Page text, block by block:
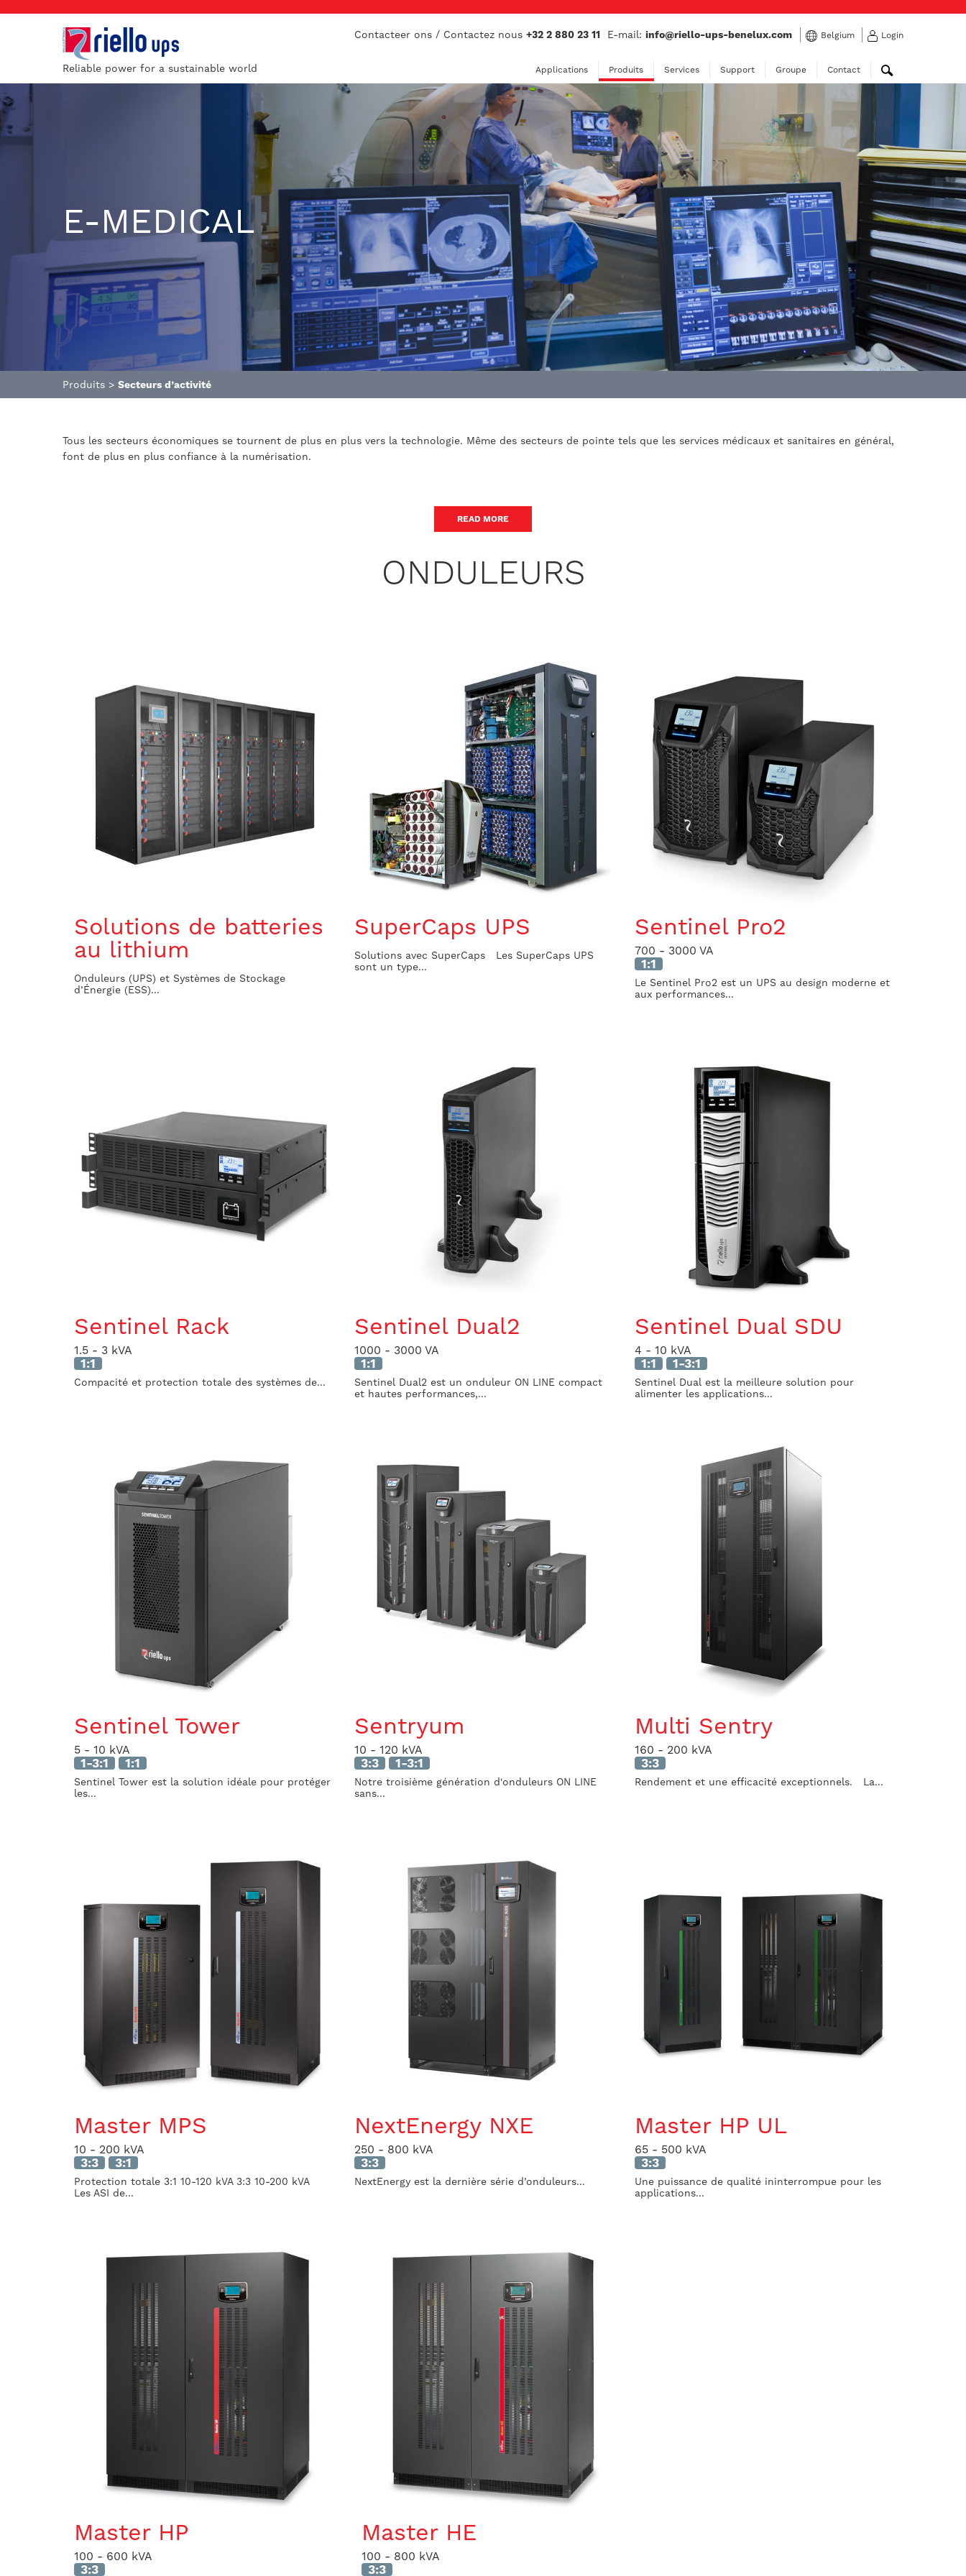
Reliable power for a sustainable world
Contacteer ons / Contactez nous+32 2 880 23 11 E-mail:info@riello-ups-benelux.com Belgium Login
Applications Produits Services Support Groupe Contact
E-MEDICAL
Produits > Secteurs d’activité
Tous les secteurs économiques se tournent de plus en plus vers la technologie. Même des secteurs de pointe tels que les services médicaux et sanitaires en général,
font de plus en plus confiance à la numérisation.
READ MORE
ONDULEURS
Solutions de batteries
au lithium
Onduleurs (UPS) et Systèmes de Stockage
d’Énergie (ESS)...
SuperCaps UPS
Solutions avec SuperCaps Les SuperCaps UPS
sont un type...
Sentinel Pro2
700 - 3000 VA
1:1
Le Sentinel Pro2 est un UPS au design moderne et
aux performances...
Sentinel Rack
1.5 - 3 kVA
1:1
Compacité et protection totale des systèmes de...
Sentinel Dual2
1000 - 3000 VA
1:1
Sentinel Dual2 est un onduleur ON LINE compact
et hautes performances,...
Sentinel Dual SDU
4 - 10 kVA
1:1 1-3:1
Sentinel Dual est la meilleure solution pour
alimenter les applications...
Sentinel Tower
5 - 10 kVA
1-3:1 1:1
Sentinel Tower est la solution idéale pour protéger
les...
Sentryum
10 - 120 kVA
3:3 1-3:1
Notre troisième génération d'onduleurs ON LINE
sans...
Multi Sentry
160 - 200 kVA
3:3
Rendement et une efficacité exceptionnels. La...
Master MPS
10 - 200 kVA
3:3 3:1
Protection totale 3:1 10-120 kVA 3:3 10-200 kVA
Les ASI de...
NextEnergy NXE
250 - 800 kVA
3:3
NextEnergy est la dernière série d’onduleurs...
Master HP UL
65 - 500 kVA
3:3
Une puissance de qualité ininterrompue pour les
applications...
Master HP
100 - 600 kVA
3:3
Master HE
100 - 800 kVA
3:3